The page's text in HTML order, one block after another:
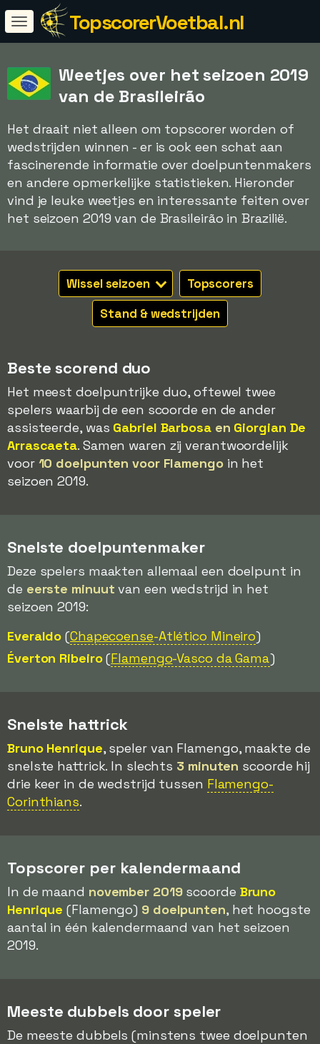
TopscorerVoetbal.nl
Weetjes over het seizoen 2019
van de Brasileirão
Het draait niet alleen om topscorer worden of
wedstrijden winnen - er is ook een schat aan
fascinerende informatie over doelpuntenmakers
en andere opmerkelijke statistieken. Hieronder
vind je leuke weetjes en interessante feiten over
het seizoen 2019 van de Brasileirão in Brazilië.
Wissel seizoen
Topscorers
Stand & wedstrijden
Beste scorend duo
Het meest doelpuntrijke duo, oftewel twee
spelers waarbij de een scoorde en de ander
assisteerde, was Gabriel Barbosaen Giorgian De
Arrascaeta. Samen waren zij verantwoordelijk
voor 10 doelpunten voor Flamengoin het
seizoen 2019.
Snelste doelpuntenmaker
Deze spelers maakten allemaal een doelpunt in
de eerste minuut van een wedstrijd in het
seizoen 2019:
Everaldo (Chapecoense-Atlético Mineiro)
Éverton Ribeiro(Flamengo-Vasco da Gama)
Snelste hattrick
Bruno Henrique, speler van Flamengo, maakte de
snelste hattrick. In slechts 3 minuten scoorde hij
drie keer in de wedstrijd tussen Flamengo-
Corinthians.
Topscorer per kalendermaand
In de maand november 2019scoorde Bruno
Henrique (Flamengo) 9 doelpunten, het hoogste
aantal in één kalendermaand van het seizoen
2019.
Meeste dubbels door speler
De meeste dubbels (minstens twee doelpunten